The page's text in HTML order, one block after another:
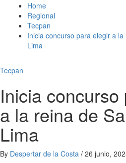
Home
Regional
Tecpan
Inicia concurso para elegir a
Lima
Tecpan
Inicia
a la reina de
Lima
By Despertar de la Costa / 26 junio,